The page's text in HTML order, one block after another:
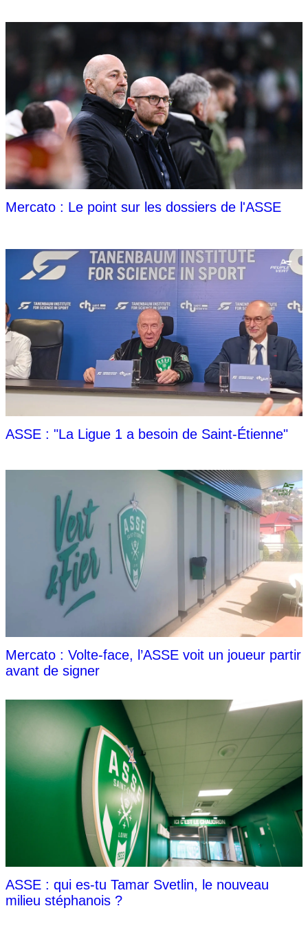
Mercato : Le point sur les dossiers de l'ASSE
ASSE : "La Ligue 1 a besoin de Saint-Étienne"
Mercato : Volte-face, l’ASSE voit un joueur partir
avant de signer
ASSE : qui es-tu Tamar Svetlin, le nouveau
milieu stéphanois ?